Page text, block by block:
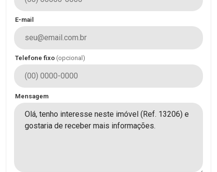
E-mail
Telefone fixo (opcional)
Mensagem